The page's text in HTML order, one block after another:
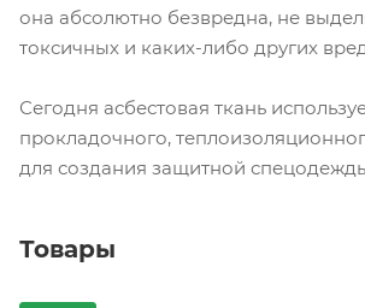
она абсолютно безвредна, не
токсичных и каких-либо других
Сегодня асбестовая ткань
прокладочного,
для создания защитной
Товары